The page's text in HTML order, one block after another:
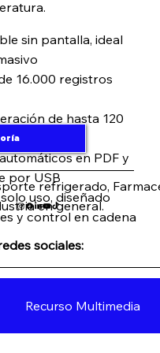
sin pantalla, ideal
16.000 registros
de hasta 120
en PDF y
por USB
uso, diseñado
y control en cadena
refrigerado,
en general.
sociales:
Recurso Multimedia